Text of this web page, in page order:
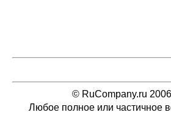
© RuCompany.ru
Любое полное или частичное